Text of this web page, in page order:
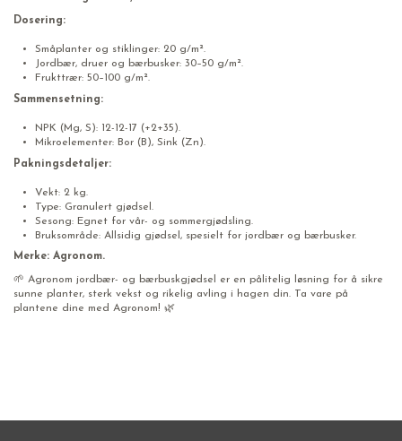
Dosering:
Småplanter og stiklinger: 20 g/m².
Jordbær, druer og bærbusker: 30–50 g/m².
Frukttrær: 50–100 g/m².
Sammensetning:
NPK (Mg, S): 12-12-17 (+2+35).
Mikroelementer: Bor (B), Sink (Zn).
Pakningsdetaljer:
Vekt: 2 kg.
Type: Granulert gjødsel.
Sesong: Egnet for vår- og sommergjødsling.
Bruksområde: Allsidig gjødsel, spesielt for jordbær og bærbusker.
Merke: Agronom.
🌱 Agronom jordbær- og bærbuskgjødsel er en pålitelig løsning for å sikre
sunne planter, sterk vekst og rikelig avling i hagen din. Ta vare på
plantene dine med Agronom! 🌿